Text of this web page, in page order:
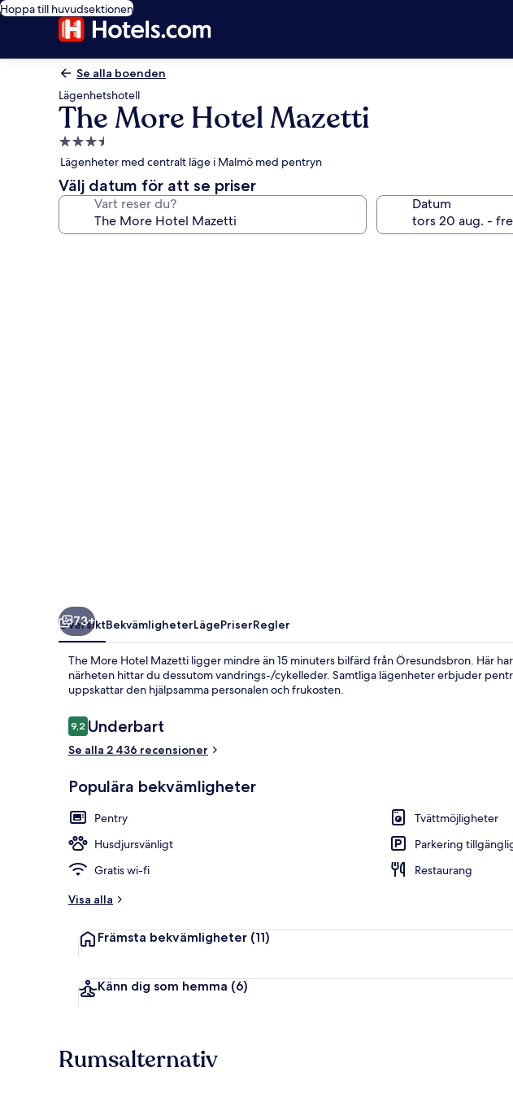
Hoppa till huvudsektionen
Se alla boenden
Lägenhetshotell
The More Hotel Mazetti
3.5-
stjärnigt
boende
Lägenheter med centralt läge i Malmö med pentryn
Välj datum för att se priser
Vart reser du? Datum
73+
ÖversiktBekvämligheterLägePriserRegler
The More Hotel Mazetti ligger mindre än 15 minuters bilfärd från Öresundsbron. Här
närheten hittar du dessutom vandrings-/cykelleder. Samtliga lägenheter erbjuder
uppskattar den hjälpsamma personalen och frukosten.
Recensioner
9,29,2 av 10,
Underbart
Se alla 2 436 recensioner
Populära bekvämligheter
Pentry
Tvättmöjligheter
Husdjursvänligt
Parkering
Gratis wi-fi
Restaurang
Visa alla
Främsta bekvämligheter (11)
Känn dig som hemma (6)
Rumsalternativ